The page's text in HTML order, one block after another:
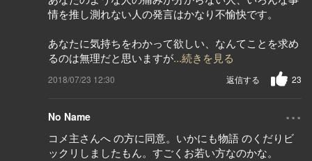
情を推し測れない人の発言はかなり不愉快です。
あなたに気持ちをわかって欲しい、なんてことを求め
るのは無理だと思いますが...続きを見る
2018/07/23 12:30 23
返信する
No Name ...
コメ主さんへ の方に同意。いかにも物語 のくだりビ
ックリしましたもん。すごくお若い方なのかな。